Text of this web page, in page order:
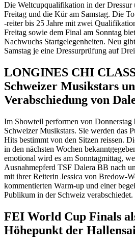
Die Weltcupqualifikation in der Dressur
Freitag und die Kür am Samstag. Die
-reiter bis 25 Jahre mit zwei
Freitag sowie dem Final am Sonntag
Nachwuchs Startgelegenheiten. Neu
Samstag je eine Dressurprüfung auf
LONGINES CHI
Schweizer Musikstars
Verabschiedung von
Im Showteil performen von Donnerstag
Schweizer Musikstars. Sie werden das
Hits bestimmt von den Sitzen reissen.
in den nächsten Wochen
emotional wird es am Sonntagmittag,
Ausnahmepferd TSF Dalera BB nach
mit ihrer Reiterin Jessica von Bredow-
kommentierten Warm-up und einer
Publikum in der Schweiz verabschiedet.
FEI World Cup Finals
Höhepunkt der